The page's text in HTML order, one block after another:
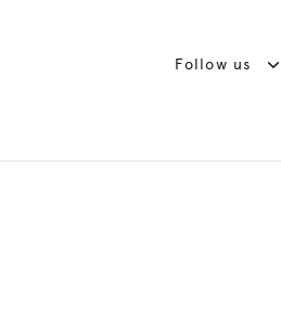
Follow us